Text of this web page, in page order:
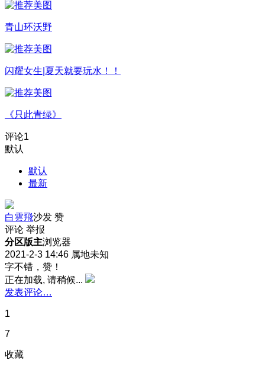
青山环沃野
闪耀女生|夏天就要玩水！！
《只此青绿》
评论1
默认
默认
最新
白雲飛沙发 赞
评论 举报
分区版主浏览器
2021-2-3 14:46 属地未知
字不错，赞！
正在加载, 请稍候...
发表评论…
1
7
收藏